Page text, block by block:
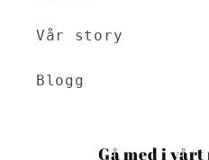
Vår story
Blogg
Gå med i